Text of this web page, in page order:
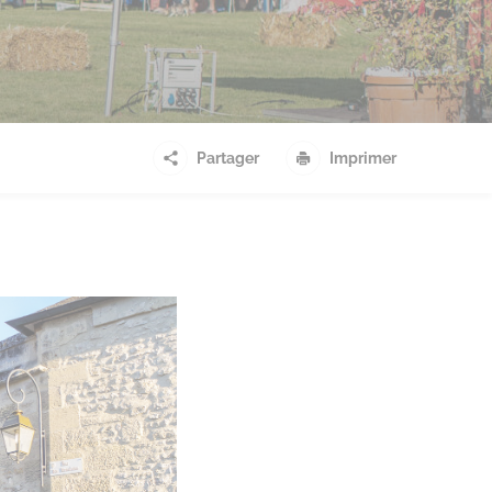
Partager Imprimer